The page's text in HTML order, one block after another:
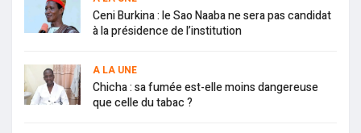
Ceni Burkina : le Sao Naaba ne sera pas candidat
à la présidence de l’institution
A LA UNE
Chicha : sa fumée est-elle moins dangereuse
que celle du tabac ?